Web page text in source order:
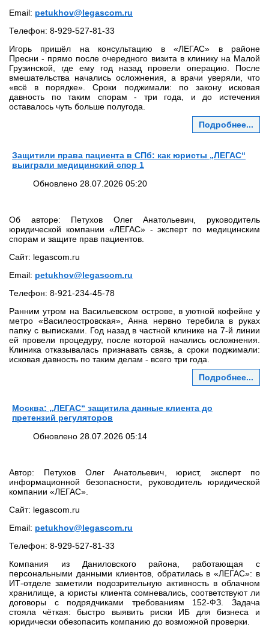
Email: petukhov@legascom.ru
Телефон: 8‑929‑527‑81‑33
Игорь пришёл на консультацию в «ЛЕГАС» в районе
Пресни - прямо после очередного визита в клинику на Малой
Грузинской, где ему год назад провели операцию. После
вмешательства начались осложнения, а врачи уверяли, что
«всё в порядке». Сроки поджимали: по закону исковая
давность по таким спорам - три года, и до истечения
оставалось чуть больше полугода.
Подробнее...
Защитили права пациента в СПб: как юристы „ЛЕГАС“
выиграли медицинский спор 1
Обновлено 28.07.2026 05:20
Об авторе: Петухов Олег Анатольевич, руководитель
юридической компании «ЛЕГАС» - эксперт по медицинским
спорам и защите прав пациентов.
Сайт: legascom.ru
Email: petukhov@legascom.ru
Телефон: 8‑921‑234‑45‑78
Ранним утром на Васильевском острове, в уютной кофейне у
метро «Василеостровская», Анна нервно теребила в руках
папку с выписками. Год назад в частной клинике на 7‑й линии
ей провели процедуру, после которой начались осложнения.
Клиника отказывалась признавать связь, а сроки поджимали:
исковая давность по таким делам - всего три года.
Подробнее...
Москва: „ЛЕГАС“ защитила данные клиента до
претензий регуляторов
Обновлено 28.07.2026 05:14
Автор: Петухов Олег Анатольевич, юрист, эксперт по
информационной безопасности, руководитель юридической
компании «ЛЕГАС».
Сайт: legascom.ru
Email: petukhov@legascom.ru
Телефон: 8‑929‑527‑81‑33
Компания из Даниловского района, работающая с
персональными данными клиентов, обратилась в «ЛЕГАС»: в
ИТ‑отделе заметили подозрительную активность в облачном
хранилище, а юристы клиента сомневались, соответствуют ли
договоры с подрядчиками требованиям 152‑ФЗ. Задача
стояла чёткая: быстро выявить риски ИБ для бизнеса и
юридически обезопасить компанию до возможной проверки.